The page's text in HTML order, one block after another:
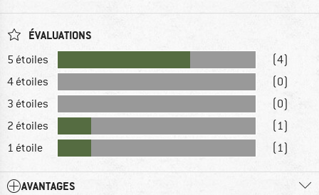
ÉVALUATIONS
5 étoiles
(4)
4 étoiles
(0)
3 étoiles
(0)
2 étoiles
(1)
1 étoile
(1)
AVANTAGES